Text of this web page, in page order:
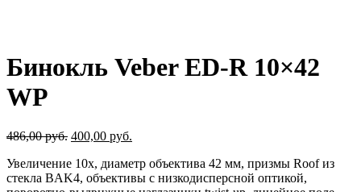
Бинокль Veber ED-R 10×42
WP
486,00руб. 400,00 руб.
Увеличение 10х, диаметр объектива 42 мм, призмы Roof из
стекла BAK4, объективы с низкодисперсной оптикой,